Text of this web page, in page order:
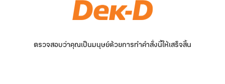
ตรวจสอบว่าคุณเป็นมนุษย์ด้วยการทำคำสั่งนี้ให้เสร็จสิ้น